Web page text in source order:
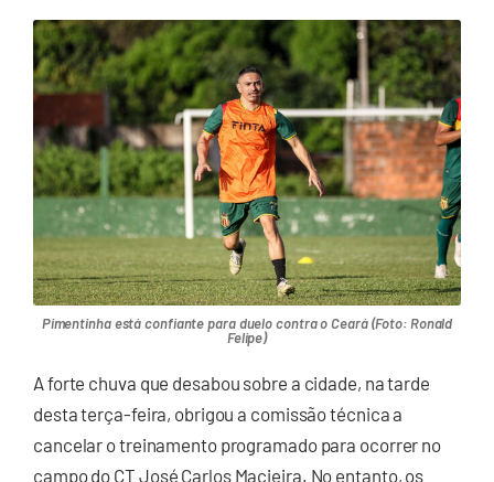
Pimentinha está confiante para duelo contra o Ceará (Foto: Ronald
Felipe)
A forte chuva que desabou sobre a cidade, na tarde
desta terça-feira, obrigou a comissão técnica a
cancelar o treinamento programado para ocorrer no
campo do CT José Carlos Macieira. No entanto, os